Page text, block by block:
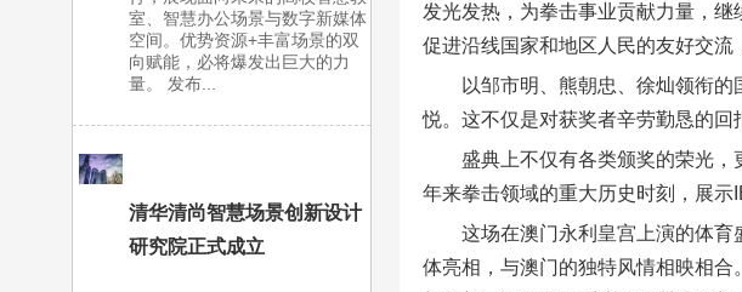
室、智慧办公场景与数字新媒体
空间。优势资源+丰富场景的双
向赋能，必将爆发出巨大的力
量。 发布...
清华清尚智慧场景创新设计
研究院正式成立
发光发热，为拳击事业贡献力量，
促进沿线国家和地区人民的友好交流
以邹市明、熊朝忠、徐灿领衔
悦。这不仅是对获奖者辛劳勤恳的回
盛典上不仅有各类颁奖的荣光
年来拳击领域的重大历史时刻，展示
这场在澳门永利皇宫上演的体
体亮相，与澳门的独特风情相映相